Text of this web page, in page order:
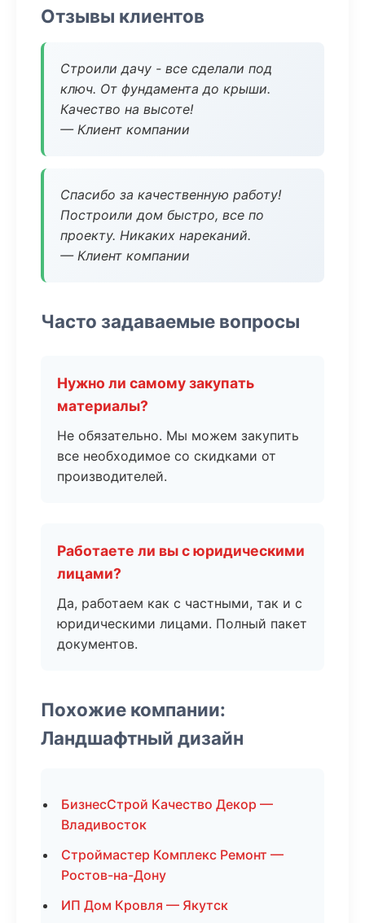
Отзывы клиентов
Строили дачу - все сделали под
ключ. От фундамента до крыши.
Качество на высоте!
— Клиент компании
Спасибо за качественную работу!
Построили дом быстро, все по
проекту. Никаких нареканий.
— Клиент компании
Часто задаваемые вопросы
Нужно ли самому закупать
материалы?
Не обязательно. Мы можем закупить
все необходимое со скидками от
производителей.
Работаете ли вы с юридическими
лицами?
Да, работаем как с частными, так и с
юридическими лицами. Полный пакет
документов.
Похожие компании:
Ландшафтный дизайн
БизнесСтрой Качество Декор —
Владивосток
Строймастер Комплекс Ремонт —
Ростов-на-Дону
ИП Дом Кровля — Якутск